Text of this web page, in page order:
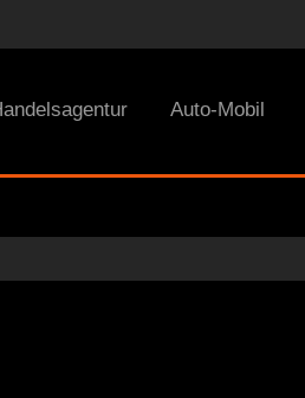
Auto-Mobil